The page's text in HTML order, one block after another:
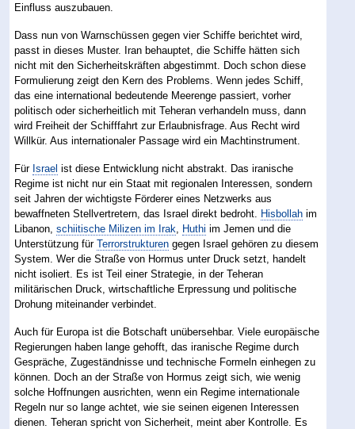
Einfluss auszubauen.
Dass nun von Warnschüssen gegen vier Schiffe berichtet wird,
passt in dieses Muster. Iran behauptet, die Schiffe hätten sich
nicht mit den Sicherheitskräften abgestimmt. Doch schon diese
Formulierung zeigt den Kern des Problems. Wenn jedes Schiff,
das eine international bedeutende Meerenge passiert, vorher
politisch oder sicherheitlich mit Teheran verhandeln muss, dann
wird Freiheit der Schifffahrt zur Erlaubnisfrage. Aus Recht wird
Willkür. Aus internationaler Passage wird ein Machtinstrument.
Für Israel ist diese Entwicklung nicht abstrakt. Das iranische
Regime ist nicht nur ein Staat mit regionalen Interessen, sondern
seit Jahren der wichtigste Förderer eines Netzwerks aus
bewaffneten Stellvertretern, das Israel direkt bedroht.
Hisbollah im
Libanon,schiitische Milizen im Irak Huthi im Jemen und die
Unterstützung fürTerrorstrukturen gegen Israel gehören zu diesem
System. Wer die Straße von Hormus unter Druck setzt, handelt
nicht isoliert. Es ist Teil einer Strategie, in der Teheran
militärischen Druck, wirtschaftliche Erpressung und politische
Drohung miteinander verbindet.
Auch für Europa ist die Botschaft unübersehbar. Viele europäische
Regierungen haben lange gehofft, das iranische Regime durch
Gespräche, Zugeständnisse und technische Formeln einhegen zu
können. Doch an der Straße von Hormus zeigt sich, wie wenig
solche Hoffnungen ausrichten, wenn ein Regime internationale
Regeln nur so lange achtet, wie sie seinen eigenen Interessen
dienen. Teheran spricht von Sicherheit, meint aber Kontrolle. Es